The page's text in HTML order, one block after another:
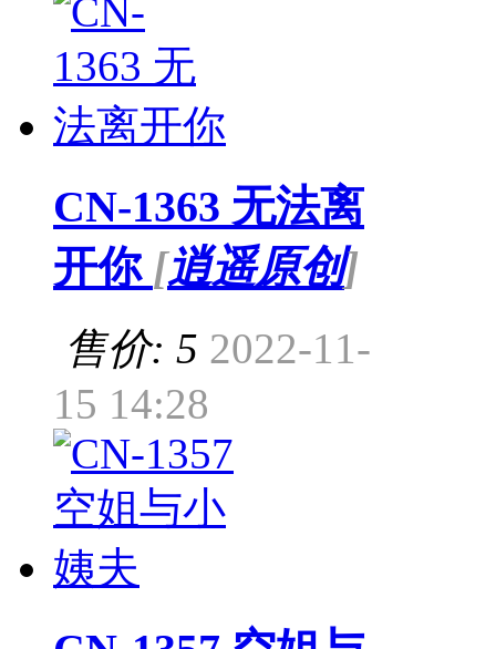
CN-1363 无法离
开你 [逍遥原创]
售价: 5 2022-11-
15 14:28